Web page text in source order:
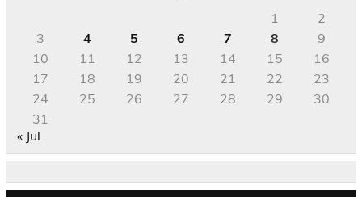
1
2
3
4 5 6 7 8
9
10
11 12 13 14 15
16
17
18 19 20 21 22
23
24
25 26 27 28 29
30
31
« Jul